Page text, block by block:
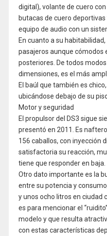
digital), volante de cuero
butacas de cuero
equipo de audio con un
En cuanto a su
pasajeros aunque cómodos
posteriores. De todos
dimensiones, es el más
El baúl que también es
ubicándose debajo de su
Motor y seguridad
El propulsor del DS3 sigue
presentó en 2011. Es
156 caballos, con inyección
satisfactoria su reacción,
tiene que responder en baja.
Otro dato importante es la
entre su potencia y
y unos ocho litros en ciudad
es para mencionar el
modelo y que resulta
con estas características